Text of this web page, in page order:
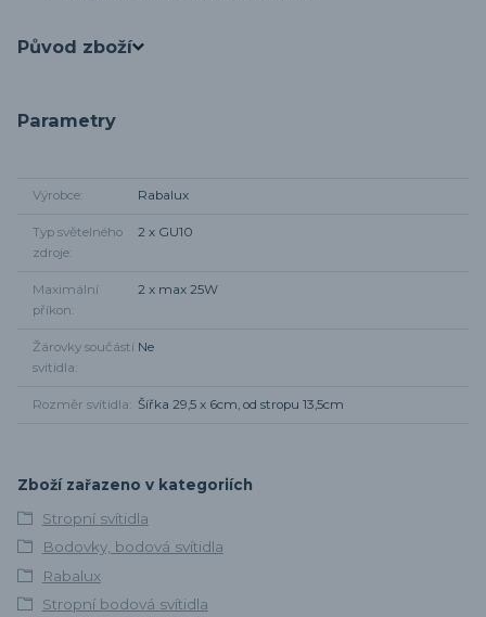
Původ zboží
Parametry
Výrobce Rabalux
Typ světelného
zdroje
2 x GU10
Maximální
příkon
2 x max 25W
Žárovky součástí
svítidla
Ne
Rozměr svítidla Šířka 29,5 x 6cm, od stropu 13,5cm
Zboží zařazeno v kategoriích
Stropní svítidla
Bodovky, bodová svítidla
Rabalux
Stropní bodová svítidla